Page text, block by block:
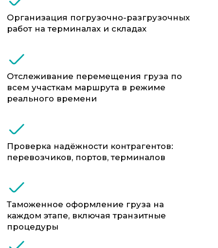
Решаем задачи «с земли»: от выбора
контейнера до оперативной смены
маршрута при задержках
Собственный отдел аналитики
логистических рисков
Понимание специфики ВЭД: подберём